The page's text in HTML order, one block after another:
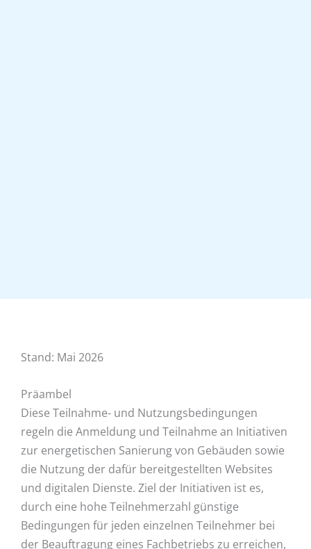
Stand: Mai 2026
Präambel
Diese Teilnahme- und Nutzungsbedingungen
regeln die Anmeldung und Teilnahme an Initiativen
zur energetischen Sanierung von Gebäuden sowie
die Nutzung der dafür bereitgestellten Websites
und digitalen Dienste. Ziel der Initiativen ist es,
durch eine hohe Teilnehmerzahl günstige
Bedingungen für jeden einzelnen Teilnehmer bei
der Beauftragung eines Fachbetriebs zu erreichen,